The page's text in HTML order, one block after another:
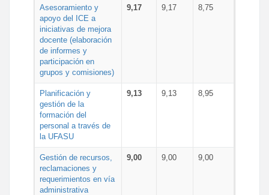
Asesoramiento y
apoyo del ICE a
iniciativas de mejora
docente (elaboración
de informes y
participación en
grupos y comisiones)
9,17 9,17 8,75
Planificación y
gestión de la
formación del
personal a través de
la UFASU
9,13 9,13 8,95
Gestión de recursos,
reclamaciones y
requerimientos en vía
administrativa
9,00 9,00 9,00